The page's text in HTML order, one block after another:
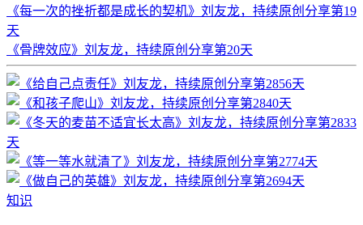
《每一次的挫折都是成长的契机》刘友龙，持续原创分享第19
天
《骨牌效应》刘友龙，持续原创分享第20天
知识